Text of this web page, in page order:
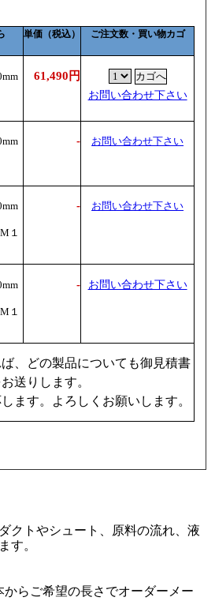
単価（税込） ご注文数・買い物カゴ
61,490円
お問い合わせ下さい
- お問い合わせ下さい
１
- お問い合わせ下さい
１
- お問い合わせ下さい
、どの製品についても御見積書
送りします。
ます。よろしくお願いします。
クトやシュート、原料の流れ、液
す。
からご希望の長さでオーダーメー